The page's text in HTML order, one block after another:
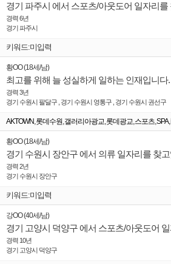
경력 6년
경기 파주시
키워드:미입력
황OO(18세 /남)
최고를 위해 늘 성실하게 일하는 인재입니다.
경력 3년
경기 수원시 팔달구 , 경기 수원시 영통구 , 경기 수원시 권선구
AKTOWN,롯데수원,갤러리아광교,롯데광교,스포츠,SPA,
황OO(18세 /남)
경력 2년
경기 수원시 장안구
키워드:미입력
강OO(40세 /남)
경력 10년
경기 고양시 덕양구